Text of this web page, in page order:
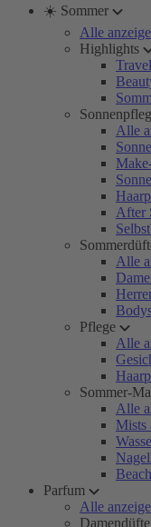
☀️ Sommer
Alle
Highlights
Alle
After
Alle
Pflege
Alle
Sommer-
Alle
Mists
Parfum
Alle
Damendüfte